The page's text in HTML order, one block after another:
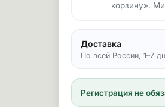
корзину».
Доставка
По всей России, 1–7
Регистрация не